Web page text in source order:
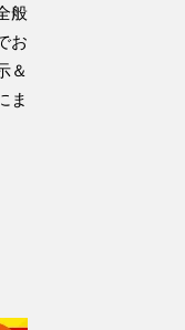
般
お
＆
ま